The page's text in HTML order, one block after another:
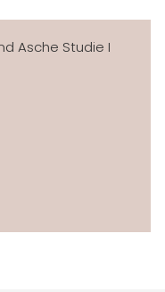
Asche Studie I